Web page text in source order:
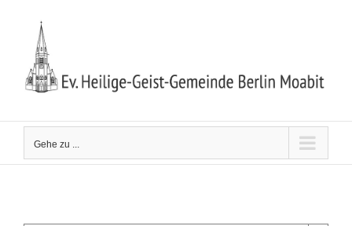
springen
Gehe zu ...